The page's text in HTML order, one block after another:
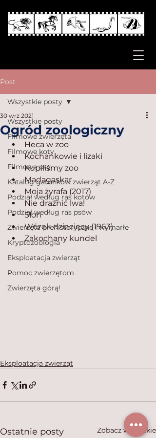
Post
Wszystkie posty
Filmowe zwierzęta
Filmowe koty
Filmowe psy
Katalog gatunków zwierząt A-Z
Podział według ras kotów
Podział według ras psów
Zwierzęta prehistoryczne i wymarłe
Kryptozoologia
Eksploatacja zwierząt
Pomoc zwierzętom
Zwierzęta górą!
Wszystkie posty
Ogród zoologiczny
30 wrz 2021
Heca w zoo
Kochankowie i lizaki
Kupiliśmy zoo
Madagaskar
Moja żyrafa (2017)
Nie drażnić lwa!
Słoń
Wózek dziecięcy (1963)
Zakochany kundel
Eksploatacja zwierząt
Ostatnie posty Zobacz wszystkie